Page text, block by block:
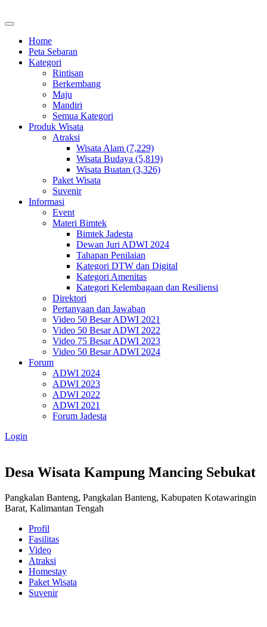
Home
Peta Sebaran
Kategori
Rintisan
Berkembang
Maju
Mandiri
Semua Kategori
Produk Wisata
Atraksi
Wisata Alam (7,229)
Wisata Budaya (5,819)
Wisata Buatan (3,326)
Paket Wisata
Suvenir
Informasi
Event
Materi Bimtek
Bimtek Jadesta
Dewan Juri ADWI 2024
Tahapan Penilaian
Kategori DTW dan Digital
Kategori Amenitas
Kategori Kelembagaan dan Resiliensi
Direktori
Pertanyaan dan Jawaban
Video 50 Besar ADWI 2021
Video 50 Besar ADWI 2022
Video 75 Besar ADWI 2023
Video 50 Besar ADWI 2024
Forum
ADWI 2024
ADWI 2023
ADWI 2022
ADWI 2021
Forum Jadesta
Login
Desa Wisata Kampung Mancing Sebukat
Pangkalan Banteng, Pangkalan Banteng, Kabupaten Kotawaringin
Barat, Kalimantan Tengah
Profil
Fasilitas
Video
Atraksi
Homestay
Paket Wisata
Suvenir